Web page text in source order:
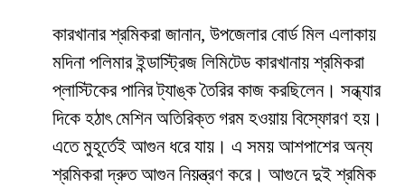
কারখানার শ্রমিকরা জানান, উপজেলার বোর্ড মিল এলাকায়
মদিনা পলিমার ইন্ডাস্ট্রিজ লিমিটেড কারখানায় শ্রমিকরা
প্লাস্টিকের পানির ট্যাঙ্ক তৈরির কাজ করছিলেন। সন্ধ্যার
দিকে হঠাৎ মেশিন অতিরিক্ত গরম হওয়ায় বিস্ফোরণ হয়।
এতে মুহূর্তেই আগুন ধরে যায়। এ সময় আশপাশের অন্য
শ্রমিকরা দ্রুত আগুন নিয়ন্ত্রণ করে। আগুনে দুই শ্রমিক